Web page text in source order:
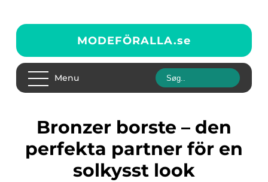
MODEFÖRALLA.se
Menu
Bronzer borste – den
perfekta partner för en
solkysst look